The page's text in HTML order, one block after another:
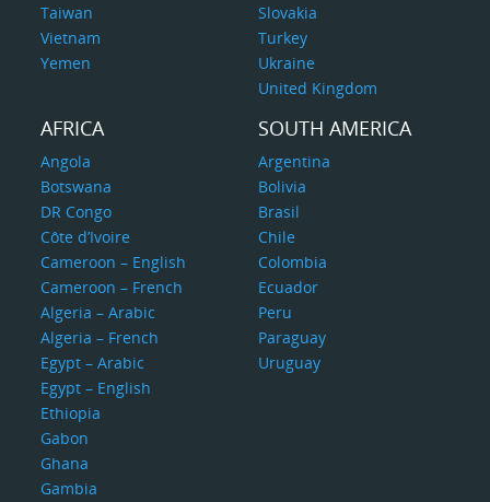
Taiwan
Vietnam
Yemen
Slovakia
Turkey
Ukraine
United Kingdom
AFRICA
Angola
Botswana
DR Congo
Côte d’Ivoire
Cameroon – English
Cameroon – French
Algeria – Arabic
Algeria – French
Egypt – Arabic
Egypt – English
Ethiopia
Gabon
Ghana
Gambia
SOUTH AMERICA
Argentina
Bolivia
Brasil
Chile
Colombia
Ecuador
Peru
Paraguay
Uruguay